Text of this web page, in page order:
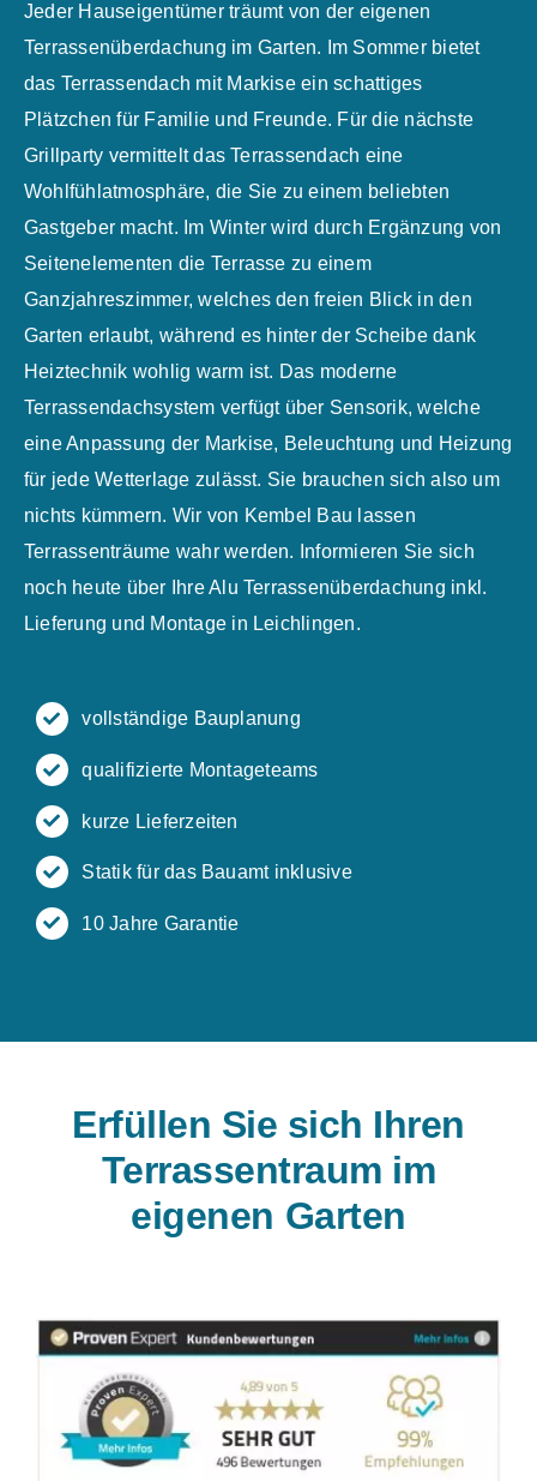
Jeder Hauseigentümer träumt von der eigenen
Terrassenüberdachung im Garten. Im Sommer bietet
das Terrassendach mit Markise ein schattiges
Plätzchen für Familie und Freunde. Für die nächste
Grillparty vermittelt das Terrassendach eine
Wohlfühlatmosphäre, die Sie zu einem beliebten
Gastgeber macht. Im Winter wird durch Ergänzung von
Seitenelementen die Terrasse zu einem
Ganzjahreszimmer, welches den freien Blick in den
Garten erlaubt, während es hinter der Scheibe dank
Heiztechnik wohlig warm ist. Das moderne
Terrassendachsystem verfügt über Sensorik, welche
eine Anpassung der Markise, Beleuchtung und Heizung
für jede Wetterlage zulässt. Sie brauchen sich also um
nichts kümmern. Wir von Kembel Bau lassen
Terrassenträume wahr werden. Informieren Sie sich
noch heute über Ihre Alu Terrassenüberdachung inkl.
Lieferung und Montage in Leichlingen.
vollständige Bauplanung
qualifizierte Montageteams
kurze Lieferzeiten
Statik für das Bauamt inklusive
10 Jahre Garantie
Erfüllen Sie sich Ihren
Terrassentraum im
eigenen Garten